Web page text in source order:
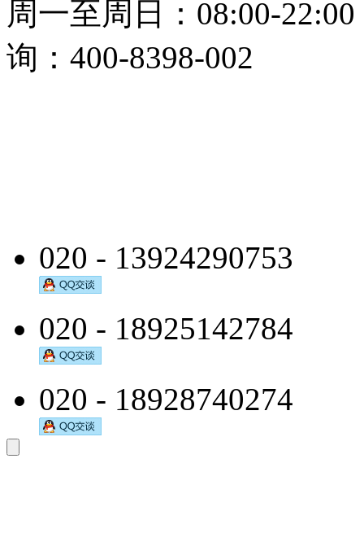
周一至周日：08:00-
询：400-8398-002
020 - 13924290753
020 - 18925142784
020 - 18928740274